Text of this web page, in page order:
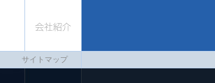
サイトマップ